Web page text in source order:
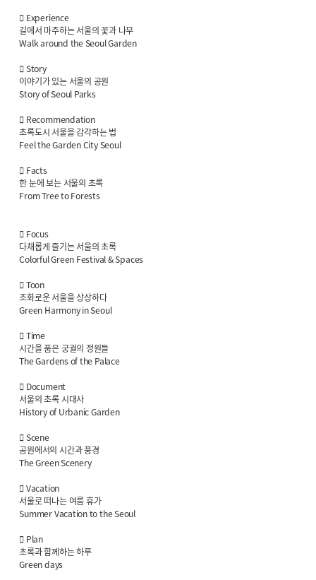
 Experience
길에서 마주하는 서울의 꽃과 나무
Walk around the Seoul Garden
 Story
이야기가 있는 서울의 공원
Story of Seoul Parks
 Recommendation
초록도시 서울을 감각하는 법
Feel the Garden City Seoul
 Facts
한 눈에 보는 서울의 초록
From Tree to Forests
 Focus
다채롭게 즐기는 서울의 초록
Colorful Green Festival & Spaces
 Toon
조화로운 서울을 상상하다
Green Harmony in Seoul
 Time
시간을 품은 궁궐의 정원들
The Gardens of the Palace
 Document
서울의 초록 시대사
History of Urbanic Garden
 Scene
공원에서의 시간과 풍경
The Green Scenery
 Vacation
서울로 떠나는 여름 휴가
Summer Vacation to the Seoul
 Plan
초록과 함께하는 하루
Green days